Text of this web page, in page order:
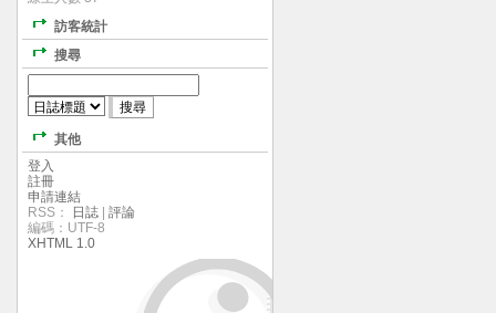
訪客統計
搜尋
其他
登入
註冊
申請連結
RSS：
日誌
評論
編碼：UTF-8
XHTML 1.0